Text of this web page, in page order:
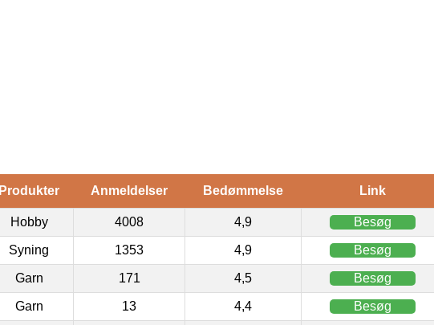
Produkter Anmeldelser Bedømmelse Link
Hobby 4008 4,9 Besøg
Syning 1353 4,9 Besøg
Garn 171 4,5 Besøg
Garn 13 4,4 Besøg